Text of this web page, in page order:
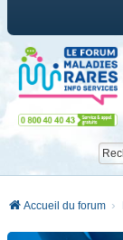
Accueil du forum